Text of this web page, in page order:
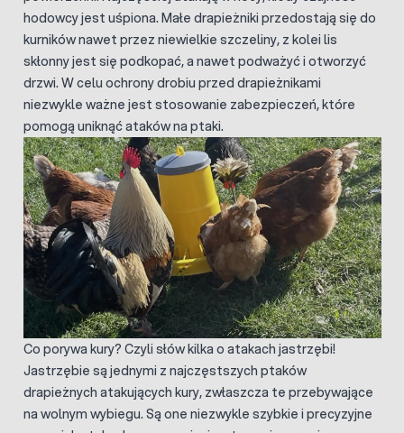
hodowcy jest uśpiona. Małe drapieżniki przedostają się do
kurników nawet przez niewielkie szczeliny, z kolei lis
skłonny jest się podkopać, a nawet podważyć i otworzyć
drzwi. W celu ochrony drobiu przed drapieżnikami
niezwykle ważne jest stosowanie zabezpieczeń, które
pomogą uniknąć ataków na ptaki.
Co porywa kury? Czyli słów kilka o atakach jastrzębi!
Jastrzębie są jednymi z najczęstszych ptaków
drapieżnych atakujących kury, zwłaszcza te przebywające
na wolnym wybiegu. Są one niezwykle szybkie i precyzyjne